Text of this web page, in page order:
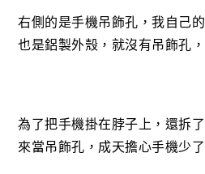
右側的是手機吊飾孔，我自己
也是鋁製外殼，就沒有吊飾孔
為了把手機掛在脖子上，還拆
來當吊飾孔，成天擔心手機少